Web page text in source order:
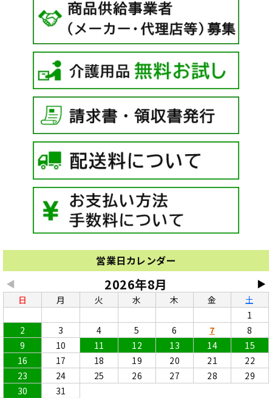
営業日カレンダー
◀ ▶
2026年8月
日 月 火 水 木 金
土
1
2
3 4 5 6 7
8
9
10 11 12 13 14
15
16
17 18 19 20 21
22
23
24 25 26 27 28
29
30
31